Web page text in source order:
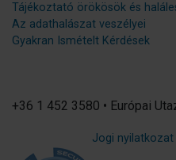
Tájékoztató örökösök és
Az adathalászat veszélyei
Gyakran Ismételt Kérdések
+36 1 452 3580 • Európai
Jogi nyilatkozat